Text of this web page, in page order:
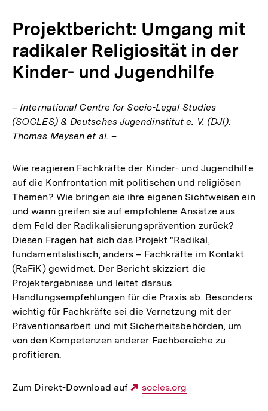
Projektbericht: Umgang mit
radikaler Religiosität in der
Kinder- und Jugendhilfe
– International Centre for Socio-Legal Studies
(SOCLES) & Deutsches Jugendinstitut e. V. (DJI):
Thomas Meysen et al. –
Wie reagieren Fachkräfte der Kinder- und Jugendhilfe
auf die Konfrontation mit politischen und religiösen
Themen? Wie bringen sie ihre eigenen Sichtweisen ein
und wann greifen sie auf empfohlene Ansätze aus
dem Feld der Radikalisierungsprävention zurück?
Diesen Fragen hat sich das Projekt "Radikal,
fundamentalistisch, anders – Fachkräfte im Kontakt
(RaFiK) gewidmet. Der Bericht skizziert die
Projektergebnisse und leitet daraus
Handlungsempfehlungen für die Praxis ab. Besonders
wichtig für Fachkräfte sei die Vernetzung mit der
Präventionsarbeit und mit Sicherheitsbehörden, um
von den Kompetenzen anderer Fachbereiche zu
profitieren.
Zum Direkt-Download auf
Externer
socles.org